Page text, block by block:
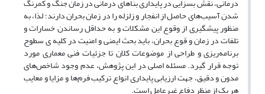
درمانی، نقش بسزایی در پایداری بناهای درمانی در زمان جنگ و کمرنگ
شدن آسیب‌های حاصل از انفجار و زلزله را در زمان بحران دارند؛ لذا، به
منظور پیشگیری از وقوع این مشکلات و به حداقل رساندن خسارات و
تلفات در زمان و قوع بحران، باید بحث ایمنی و امنیت در کلیه ی سطوح
برنامه‌ریزی و طراحی از موضوعات کلان تا جزئیات فنی معماری مورد
توجه قرار گیرد. مسئله اصلی در این پژوهش، عدم وجود شاخص‌های
مدون و دقیق، جهت ارزیابی پایداری انواع ترکیب فرم‌ها و مزایا و معایب
هر یک از منظر دفاع غیرعامل است.